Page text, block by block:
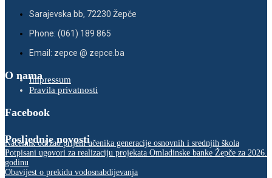
Sarajevska bb, 72230 Žepče
Phone: (061) 189 865
Email: zepce @ zepce.ba
O namaImpressum
Pravila privatnosti
Facebook
Posljednje novosti
Načelnik održao prijem učenika generacije osnovnih i srednjih škola
Potpisani ugovori za realizaciju projekata Omladinske banke Žepče za 2026.
godinu
Obavijest o prekidu vodosnabdijevanja